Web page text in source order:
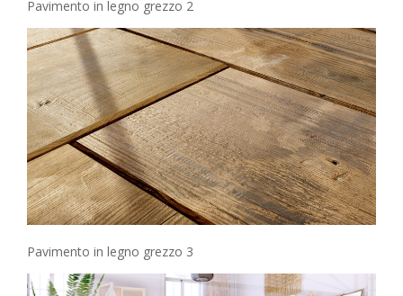
Pavimento in legno grezzo 2
Pavimento in legno grezzo 3